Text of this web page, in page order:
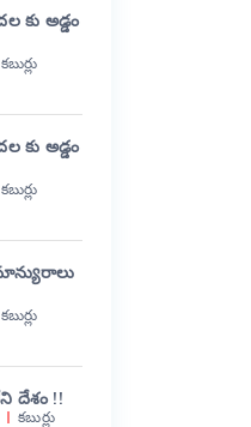
కు అడ్డం
కబుర్లు
కు అడ్డం
కబుర్లు
కబుర్లు
దేశం !!
కబుర్లు